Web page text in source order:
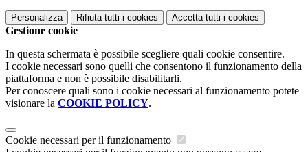
Personalizza Rifiuta tutti i cookies Accetta tutti i cookies
Gestione cookie
In questa schermata è possibile scegliere quali cookie consentire.
I cookie necessari sono quelli che consentono il funzionamento della
piattaforma e non è possibile disabilitarli.
Per conoscere quali sono i cookie necessari al funzionamento potete
visionare la COOKIE POLICY.
Cookie necessari per il funzionamento